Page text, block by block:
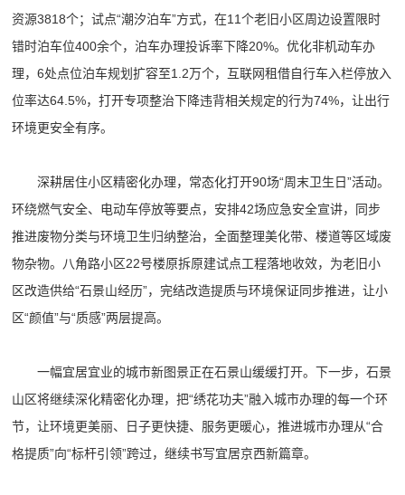
资源3818个；试点“潮汐泊车”方式，在11个老旧小区周边设置限时
错时泊车位400余个，泊车办理投诉率下降20%。优化非机动车办
理，6处点位泊车规划扩容至1.2万个，互联网租借自行车入栏停放入
位率达64.5%，打开专项整治下降违背相关规定的行为74%，让出行
环境更安全有序。
深耕居住小区精密化办理，常态化打开90场“周末卫生日”活动。
环绕燃气安全、电动车停放等要点，安排42场应急安全宣讲，同步
推进废物分类与环境卫生归纳整治，全面整理美化带、楼道等区域废
物杂物。八角路小区22号楼原拆原建试点工程落地收效，为老旧小
区改造供给“石景山经历”，完结改造提质与环境保证同步推进，让小
区“颜值”与“质感”两层提高。
一幅宜居宜业的城市新图景正在石景山缓缓打开。下一步，石景
山区将继续深化精密化办理，把“绣花功夫”融入城市办理的每一个环
节，让环境更美丽、日子更快捷、服务更暖心，推进城市办理从“合
格提质”向“标杆引领”跨过，继续书写宜居京西新篇章。